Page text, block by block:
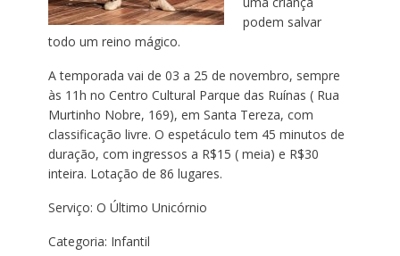
podem salvar
todo um reino mágico.
A temporada vai de 03 a 25 de novembro, sempre
às 11h no Centro Cultural Parque das Ruínas ( Rua
Murtinho Nobre, 169), em Santa Tereza, com
classificação livre. O espetáculo tem 45 minutos de
duração, com ingressos a R$15 ( meia) e R$30
inteira. Lotação de 86 lugares.
Serviço: O Último Unicórnio
Categoria: Infantil